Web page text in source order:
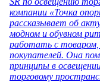
компании «Точка
рассказывает об
модном и обувном
работать с
покупателей. Она
принципы в
торговому